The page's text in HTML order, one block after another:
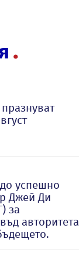
успешно
Джей Ди
за
авторитета